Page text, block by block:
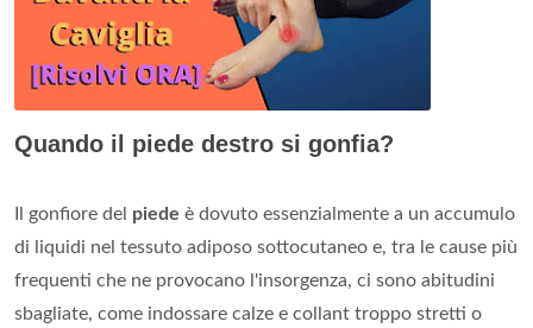
Quando il piede destro si gonfia?
Il gonfiore del piede è dovuto essenzialmente a un accumulo
di liquidi nel tessuto adiposo sottocutaneo e, tra le cause più
frequenti che ne provocano l'insorgenza, ci sono abitudini
sbagliate, come indossare calze e collant troppo stretti o